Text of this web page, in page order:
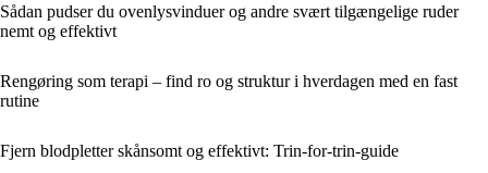
Sådan pudser du ovenlysvinduer og andre svært tilgængelige ruder
nemt og effektivt
Rengøring som terapi – find ro og struktur i hverdagen med en fast
rutine
Fjern blodpletter skånsomt og effektivt: Trin-for-trin-guide